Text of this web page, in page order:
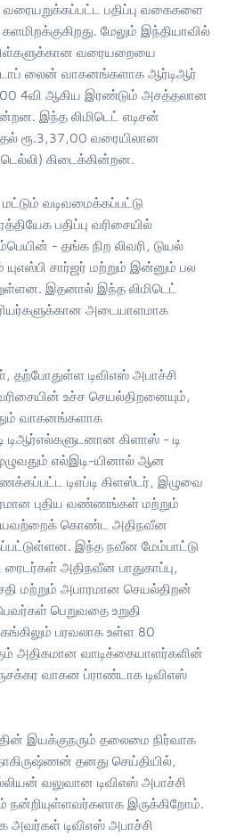
பதிப்பு வகைகளை
மேலும் இந்தியாவில்
வரையறையை
டாப் லைன் வாகனங்களாக ஆர்டிஆர்
4வி ஆகிய இரண்டும் அசத்தலான
இந்த லிமிடெட் எடிசன்
ரூ.3,37,00 வரையிலான
கிடைக்கின்றன.
வடிவமைக்கப்பட்டு
பதிப்பு வரிசையில்
- தங்க நிற லிவரி, டுயல்
சார்ஜர் மற்றும் இன்னும் பல
இதனால் இந்த லிமிடெட்
அடையாளமாக
தற்போதுள்ள டிவிஎஸ் அபாச்சி
உச்ச செயல்திறனையும்,
வாகனங்களாக
டிஆர்எல்களுடனான கிளாஸ் - டி
எல்இடி-யினால் ஆன
டிஎப்டி கிளஸ்டர், இழுவை
புதிய வண்ணங்கள் மற்றும்
கொண்ட அதிநவீன
இந்த நவீன மேம்பாட்டு
அதிநவீன பாதுகாப்பு,
மற்றும் அபாரமான செயல்திறன்
பெறுவதை உறுதி
பரவலாக உள்ள 80
அதிகமான வாடிக்கையாளர்களின்
வாகன ப்ராண்டாக டிவிஎஸ்
இயக்குநரும் தலைமை நிர்வாக
தனது செய்தியில்,
வலுவான டிவிஎஸ் அபாச்சி
நன்றியுள்ளவர்களாக இருக்கிறோம்.
டிவிஎஸ் அபாச்சி